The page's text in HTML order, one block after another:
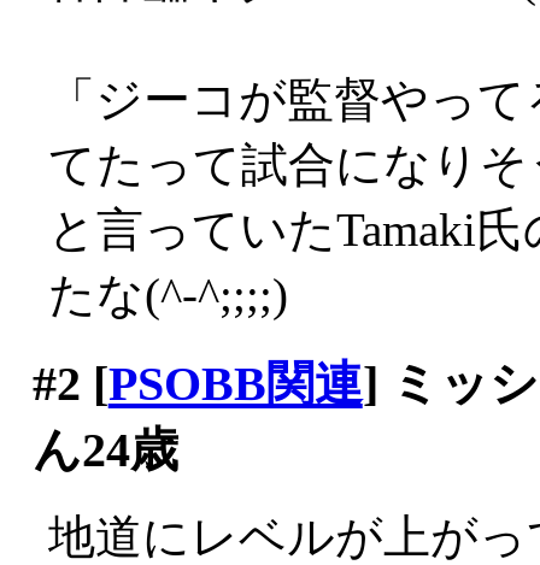
「ジーコが監督やっ
てたって試合になり
と言っていたTamaki
たな(^-^;;;;)
#2 [PSOBB関連] ミッ
ん24歳
地道にレベルが上が